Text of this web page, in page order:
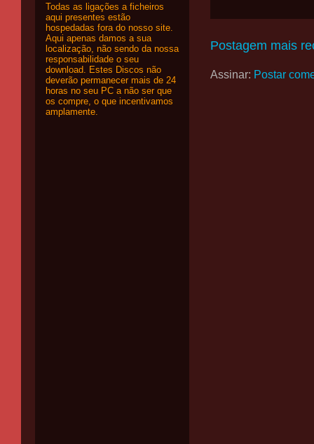
Postagem mais
Assinar: Postar
Todas as ligações a ficheiros
aqui presentes estão
hospedadas fora do nosso site.
Aqui apenas damos a sua
localização, não sendo da nossa
responsabilidade o seu
download. Estes Discos não
deverão permanecer mais de 24
horas no seu PC a não ser que
os compre, o que incentivamos
amplamente.